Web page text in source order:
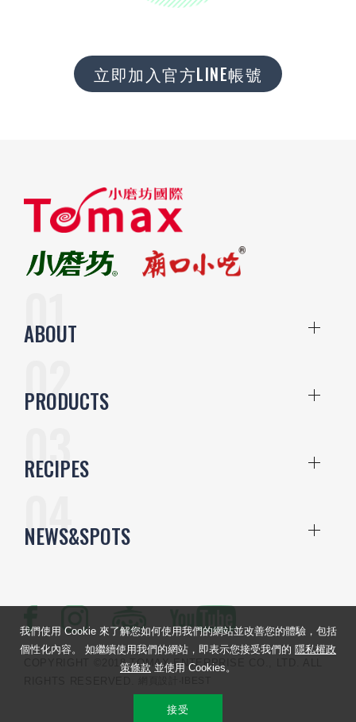
立即加入官方LINE帳號
ABOUT
PRODUCTS
RECIPES
NEWS&SPOTS
COPYRIGHT ©2018 TOMAX ENTERPRISE CO., LTD. ALL
我們使用 Cookie 來了解您如何使用我們的網站並改善您的體驗，包括
個性化內容。 如繼續使用我們的網站，即表示您接受我們的 隱私權政
策條款 並使用 Cookies。
接受